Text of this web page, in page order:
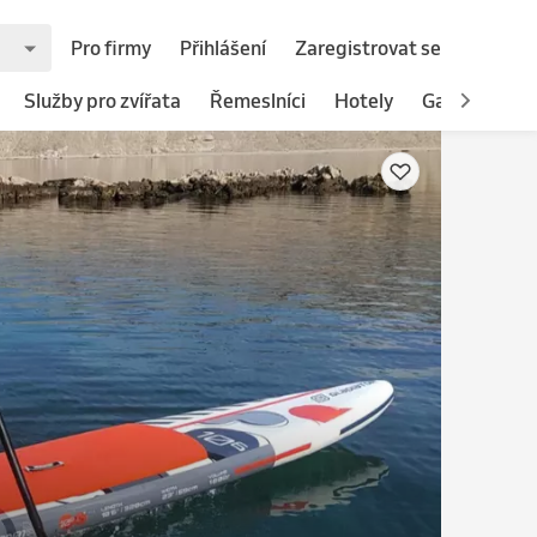
Pro firmy Přihlášení Zaregistrovat se
Služby pro zvířata Řemeslníci Hotely Gastronomie